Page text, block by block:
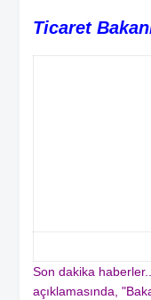
Ticaret
Son dakika
açıklamasında,